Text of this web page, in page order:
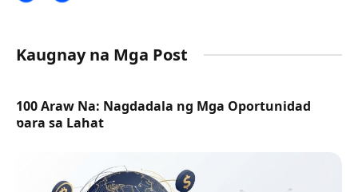
Kaugnay na Mga Post
100 Araw Na: Nagdadala ng Mga Oportunidad
para sa Lahat